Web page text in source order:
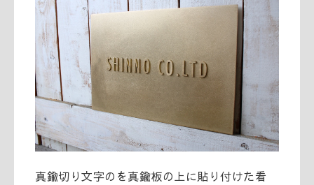
真鍮切り文字のを真鍮板の上に貼り付けた看